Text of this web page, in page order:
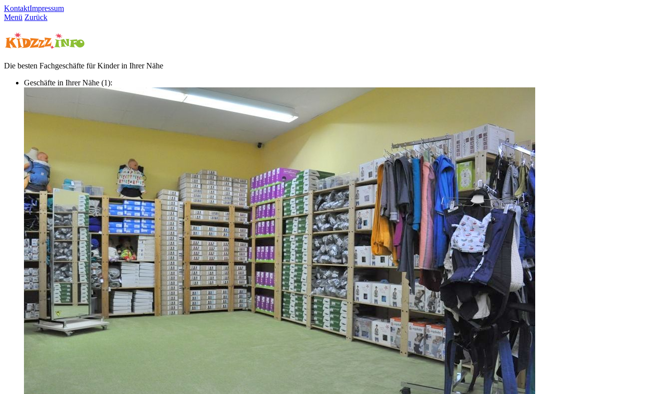
KontaktImpressum
Menü Zurück
Die besten Fachgeschäfte für Kinder in Ihrer Nähe
Geschäfte in Ihrer Nähe (1):